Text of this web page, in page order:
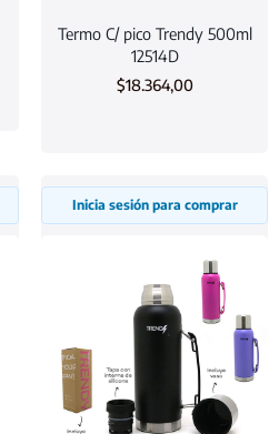
Termo C/ pico Trendy 500ml
12514D
$18.364,00
Inicia sesión para comprar